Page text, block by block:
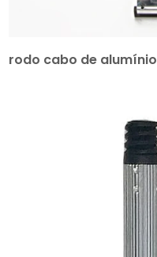
rodo cabo de alumínio